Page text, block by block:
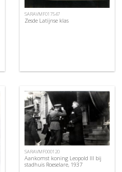
SARAVMF017547
Zesde Latijnse klas
SARAVMF000120
Aankomst koning Leopold III bij
stadhuis Roeselare, 1937